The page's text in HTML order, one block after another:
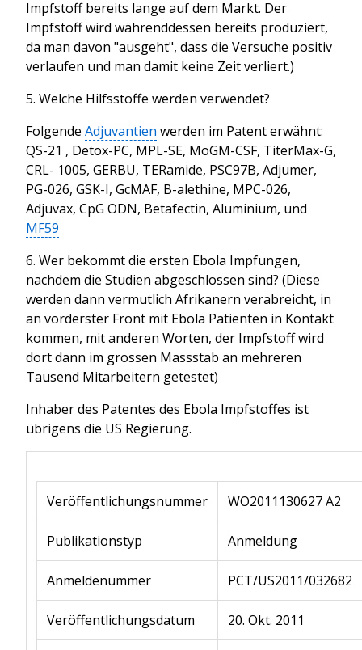
Impfstoff bereits lange auf dem Markt. Der
Impfstoff wird währenddessen bereits produziert,
da man davon "ausgeht", dass die Versuche positiv
verlaufen und man damit keine Zeit verliert.)
5. Welche Hilfsstoffe werden verwendet?
Folgende Adjuvantien werden im Patent erwähnt:
QS-21 , Detox-PC, MPL-SE, MoGM-CSF, TiterMax-G,
CRL- 1005, GERBU, TERamide, PSC97B, Adjumer,
PG-026, GSK-I, GcMAF, B-alethine, MPC-026,
Adjuvax, CpG ODN, Betafectin, Aluminium, und
MF59
6. Wer bekommt die ersten Ebola Impfungen,
nachdem die Studien abgeschlossen sind? (Diese
werden dann vermutlich Afrikanern verabreicht, in
an vorderster Front mit Ebola Patienten in Kontakt
kommen, mit anderen Worten, der Impfstoff wird
dort dann im grossen Massstab an mehreren
Tausend Mitarbeitern getestet)
Inhaber des Patentes des Ebola Impfstoffes ist
übrigens die US Regierung.
Veröffentlichungsnummer WO2011130627 A2
Publikationstyp Anmeldung
Anmeldenummer PCT/US2011/032682
Veröffentlichungsdatum 20. Okt. 2011